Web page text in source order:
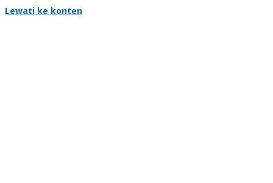
Lewati ke konten